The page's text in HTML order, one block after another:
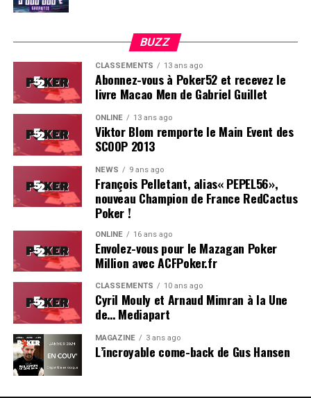
BUZZ
CLASSEMENTS 13 ans ago
Abonnez-vous à Poker52 et recevez le
livre Macao Men de Gabriel Guillet
ONLINE 13 ans ago
Viktor Blom remporte le Main Event des
SCOOP 2013
NEWS 9 ans ago
François Pelletant, alias« PEPEL56»,
nouveau Champion de France RedCactus
Poker !
ONLINE 16 ans ago
Envolez-vous pour le Mazagan Poker
Million avec ACFPoker.fr
CLASSEMENTS 10 ans ago
Cyril Mouly et Arnaud Mimran à la Une
de… Mediapart
MAGAZINE 3 ans ago
L’incroyable come-back de Gus Hansen